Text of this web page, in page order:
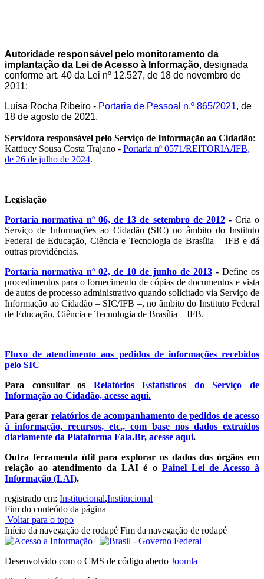
Autoridade responsável pelo monitoramento da
implantação da Lei de Acesso à Informação, designada
conforme art. 40 da Lei nº 12.527, de 18 de novembro de
2011:
Luísa Rocha Ribeiro - Portaria de Pessoal n.º 865/2021, de
18 de agosto de 2021.
Servidora responsável pelo Serviço de Informação ao Cidadão:
Kattiucy Sousa Costa Trajano - Portaria nº 0571/REITORIA/IFB,
de 26 de julho de 2024.
Legislação
Portaria normativa nº 06, de 13 de setembro de 2012- Cria o
Serviço de Informações ao Cidadão (SIC) no âmbito do Instituto
Federal de Educação, Ciência e Tecnologia de Brasília – IFB e dá
outras providências.
Portaria normativa nº 02, de 10 de junho de 2013- Define os
procedimentos para o fornecimento de cópias de documentos e vista
de autos de processo administrativo quando solicitado via Serviço de
Informação ao Cidadão – SIC/IFB –, no âmbito do Instituto Federal
de Educação, Ciência e Tecnologia de Brasília – IFB.
Fluxo de atendimento aos pedidos de informações recebidos
pelo SIC
Para consultar os Relatórios Estatísticos do Serviço de
Informação ao Cidadão, acesse aqui.
Para gerar relatórios de acompanhamento de pedidos de acesso
à informação, recursos, etc., com base nos dados extraídos
diariamente da Plataforma Fala.Br, acesse aqui.
Outra ferramenta útil para explorar os dados dos órgãos em
relação ao atendimento da LAI é o Painel Lei de Acesso à
Informação (LAI).
registrado em: Institucional,Institucional
Fim do conteúdo da página
Voltar para o topo
Início da navegação de rodapé Fim da navegação de rodapé
Desenvolvido com o CMS de código aberto Joomla